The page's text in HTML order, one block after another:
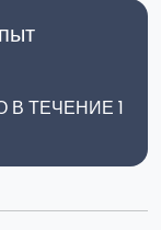
ТЕЧЕНИЕ 1